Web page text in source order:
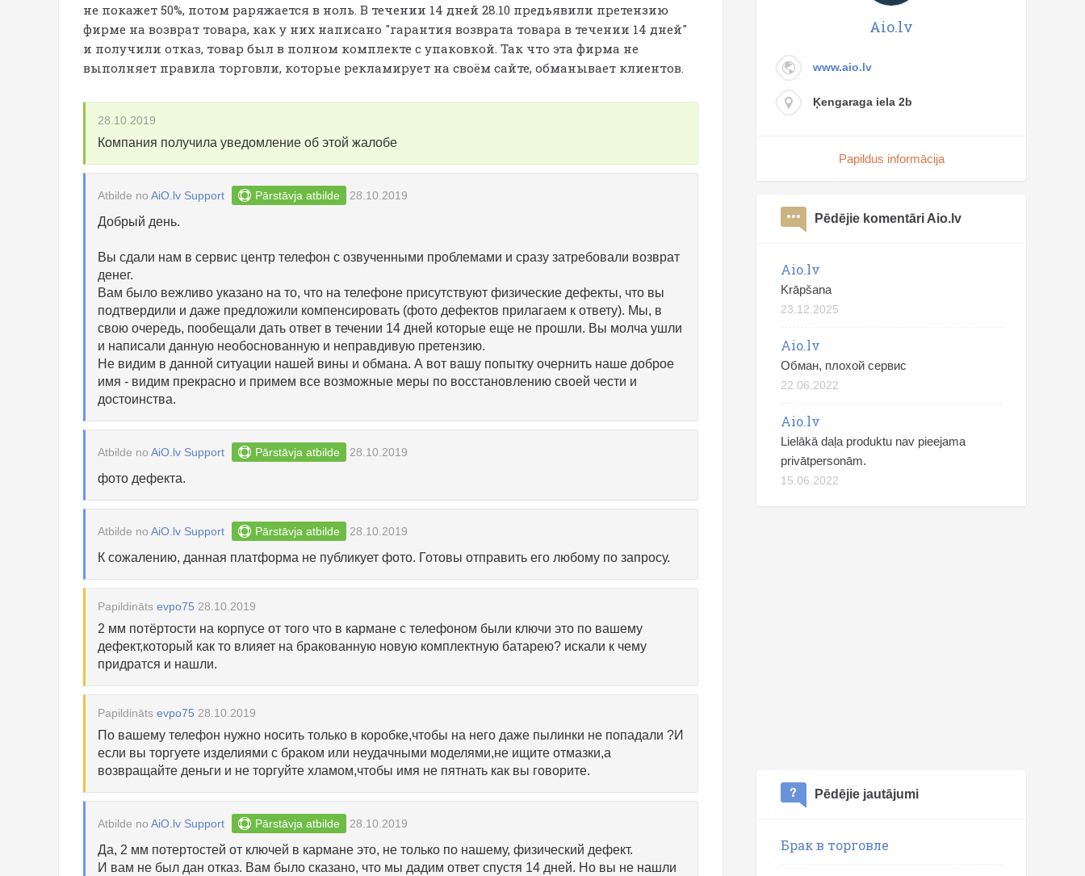
не покажет 50%, потом раряжается в ноль. В течении 14 дней 28.10 предьявили претензию
фирме на возврат товара, как у них написано "гарантия возврата товара в течении 14 дней"
и получили отказ, товар был в полном комплекте с упаковкой. Так что эта фирма не
выполняет правила торговли, которые рекламирует на своём сайте, обманывает клиентов.
28.10.2019
Компания получила уведомление об этой жалобе
Atbilde no AiO.lv Support Pārstāvja atbilde 28.10.2019
Добрый день.
Вы сдали нам в сервис центр телефон с озвученными проблемами и сразу затребовали возврат
денег.
Вам было вежливо указано на то, что на телефоне присутствуют физические дефекты, что вы
подтвердили и даже предложили компенсировать (фото дефектов прилагаем к ответу). Мы, в
свою очередь, пообещали дать ответ в течении 14 дней которые еще не прошли. Вы молча ушли
и написали данную необоснованную и неправдивую претензию.
Не видим в данной ситуации нашей вины и обмана. А вот вашу попытку очернить наше доброе
имя - видим прекрасно и примем все возможные меры по восстановлению своей чести и
достоинства.
Atbilde no AiO.lv Support Pārstāvja atbilde 28.10.2019
фото дефекта.
Atbilde no AiO.lv Support Pārstāvja atbilde 28.10.2019
К сожалению, данная платформа не публикует фото. Готовы отправить его любому по запросу.
Papildināts evpo75 28.10.2019
2 мм потёртости на корпусе от того что в кармане с телефоном были ключи это по вашему
дефект,который как то влияет на бракованную новую комплектную батарею? искали к чему
придратся и нашли.
Papildināts evpo75 28.10.2019
По вашему телефон нужно носить только в коробке,чтобы на него даже пылинки не попадали ?И
если вы торгуете изделиями с браком или неудачными моделями,не ищите отмазки,а
возвращайте деньги и не торгуйте хламом,чтобы имя не пятнать как вы говорите.
Atbilde no AiO.lv Support Pārstāvja atbilde 28.10.2019
Да, 2 мм потертостей от ключей в кармане это, не только по нашему, физический дефект.
И вам не был дан отказ. Вам было сказано, что мы дадим ответ спустя 14 дней. Но вы не нашли
Aio.lv
www.aio.lv
Ķengaraga iela 2b
Papildus informācija
Pēdējie komentāri Aio.lv
Aio.lv
Krāpšana
23.12.2025
Aio.lv
Обман, плохой сервис
22.06.2022
Aio.lv
Lielākā daļa produktu nav pieejama
privātpersonām.
15.06.2022
Pēdējie jautājumi
Брак в торговле